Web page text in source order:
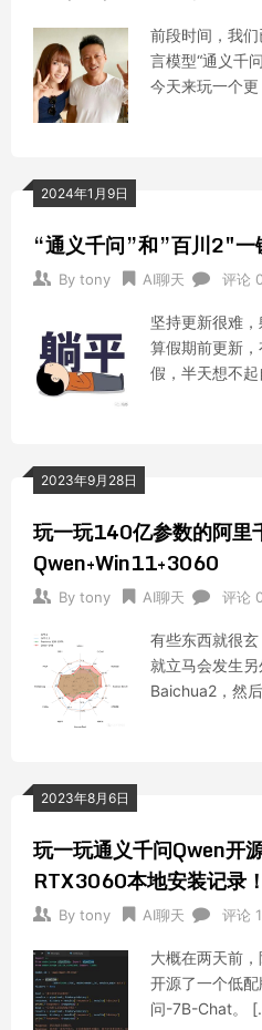
前段时间，我
言模型“通义千
今天来玩一个
2024年1月9日
“通义千问”和”百川2″一
By tony AI聊天 评论
坚持更新很难
算假期前更新
假，半天想不
2023年9月28日
玩一玩140亿参数的阿里
Qwen+Win11+3060
By tony AI聊天 评论
有些东西就很玄
就立马会发生
Baichua2，然
2023年8月6日
玩一玩通义千问Qwen开
RTX3060本地安装记录！
By tony AI聊天 评论 1
大概在两天前
开源了一个低
问-7B-Chat。